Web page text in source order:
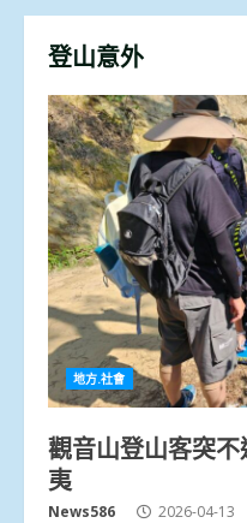
登山意外
地方.社會
觀音山登山客突
夷
News586 2026-04-13